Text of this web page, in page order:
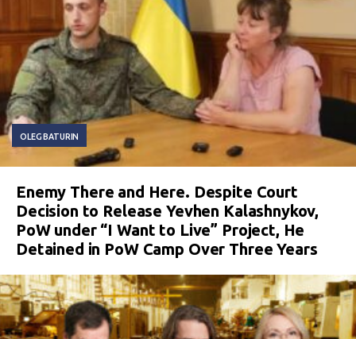
OLEG BATURIN
Enemy There and Here. Despite Court
Decision to Release Yevhen Kalashnykov,
PoW under “I Want to Live” Project, He
Detained in PoW Camp Over Three Years